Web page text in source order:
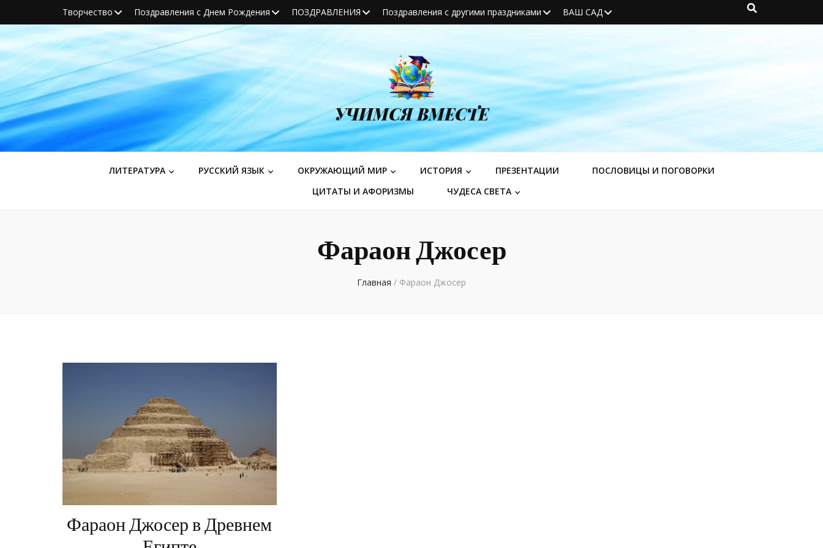
Творчество Поздравления с Днем Рождения ПОЗДРАВЛЕНИЯ Поздравления с другими праздниками ВАШ САД
УЧИМСЯ ВМЕСТЕ
ЛИТЕРАТУРА РУССКИЙ ЯЗЫК ОКРУЖАЮЩИЙ МИР ИСТОРИЯ ПРЕЗЕНТАЦИИ
ПОСЛОВИЦЫ И ПОГОВОРКИ
ЦИТАТЫ И АФОРИЗМЫ
ЧУДЕСА СВЕТА
Фараон Джосер
Главная / Фараон Джосер
Фараон Джосер в Древнем